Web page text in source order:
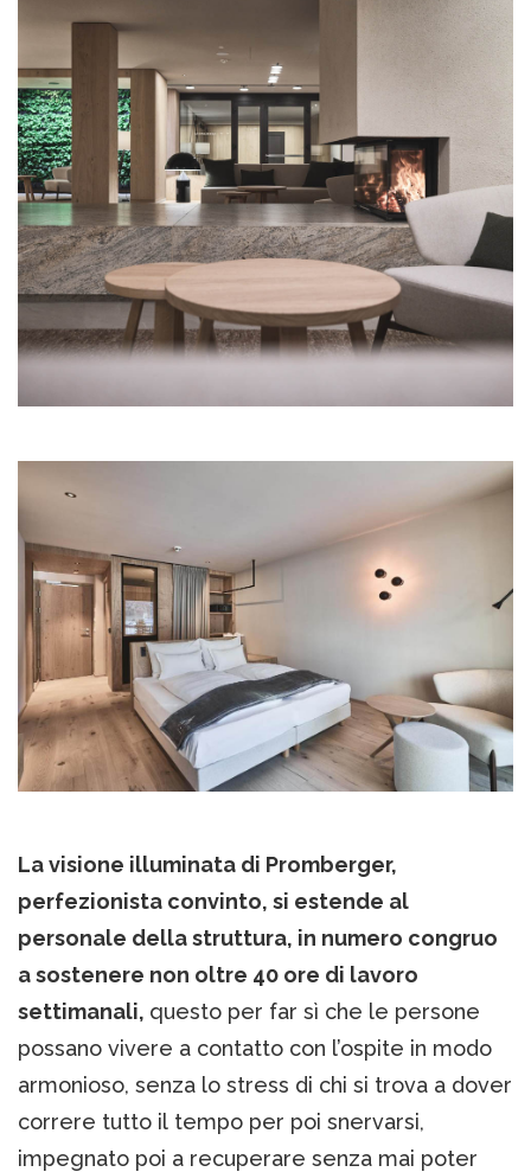
La visione illuminata di Promberger,
perfezionista convinto, si estende al
personale della struttura, in numero congruo
a sostenere non oltre 40 ore di lavoro
settimanali, questo per far sì che le persone
possano vivere a contatto con l’ospite in modo
armonioso, senza lo stress di chi si trova a dover
correre tutto il tempo per poi snervarsi,
impegnato poi a recuperare senza mai poter